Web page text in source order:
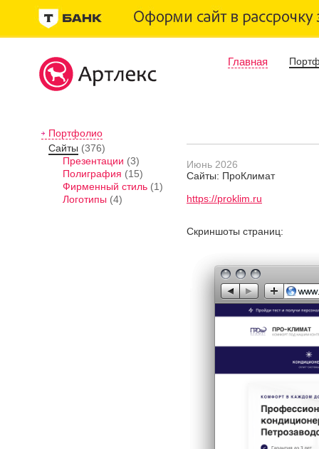
Главная
Портфолио
Сайты (376)
Презентации (3)
Полиграфия (15)
Фирменный стиль (1)
Логотипы (4)
Июнь 2026
Сайты: ПроКлимат
https://proklim.ru
Скриншоты страниц: